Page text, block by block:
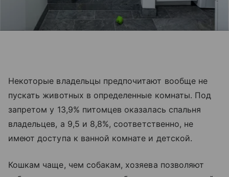
Некоторые владельцы предпочитают вообще не
пускать животных в определенные комнаты. Под
запретом у 13,9% питомцев оказалась спальня
владельцев, а 9,5 и 8,8%, соответственно, не
имеют доступа к ванной комнате и детской.
Кошкам чаще, чем собакам, хозяева позволяют